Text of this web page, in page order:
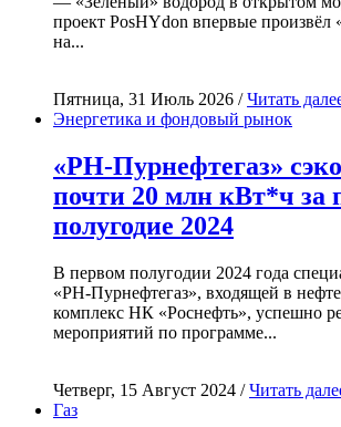
проект PosHYdon впервые произвёл
на...
Пятница, 31 Июль 2026 /Читать
Энергетика и фондовый рынок
«РН-Пурнефтегаз»
почти 20 млн кВт*ч за
полугодие 2024
В первом полугодии 2024 года
«РН-Пурнефтегаз», входящей в
комплекс НК «Роснефть», успешно
мероприятий по программе...
Четверг, 15 Август 2024 /Читать
Газ